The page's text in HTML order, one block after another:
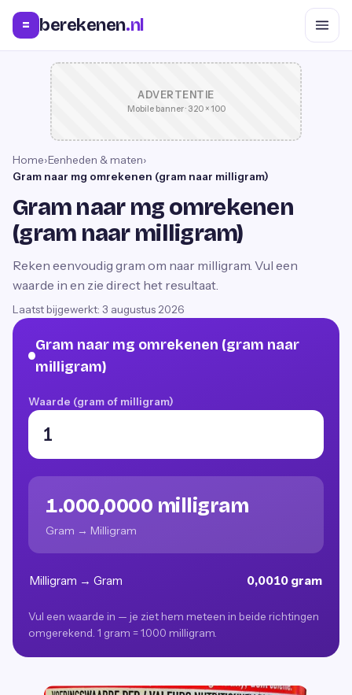
= berekenen.nl
ADVERTENTIE
Mobile banner · 320 × 100
Home›Eenheden & maten›
Gram naar mg omrekenen (gram naar milligram)
Gram naar mg omrekenen
(gram naar milligram)
Reken eenvoudig gram om naar milligram. Vul een
waarde in en zie direct het resultaat.
Laatst bijgewerkt: 3 augustus 2026
Gram naar mg omrekenen (gram naar
milligram)
Waarde (gram of milligram)
1.000,0000 milligram
Gram → Milligram
Milligram → Gram 0,0010 gram
Vul een waarde in — je ziet hem meteen in beide richtingen
omgerekend. 1 gram = 1.000 milligram.